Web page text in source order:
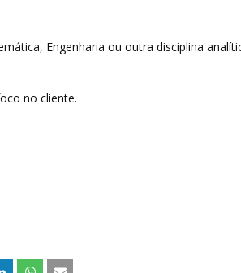
Engenharia ou outra disciplina
no cliente.